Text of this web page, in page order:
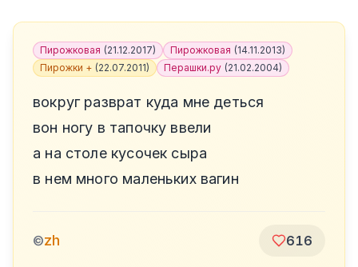
Пирожковая (21.12.2017) Пирожковая (14.11.2013)
Пирожки + (22.07.2011) Перашки.ру (21.02.2004)
вокруг разврат куда мне деться
вон ногу в тапочку ввели
а на столе кусочек сыра
в нем много маленьких вагин
©zh 616